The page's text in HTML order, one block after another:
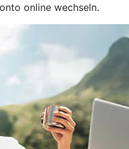
online wechseln.